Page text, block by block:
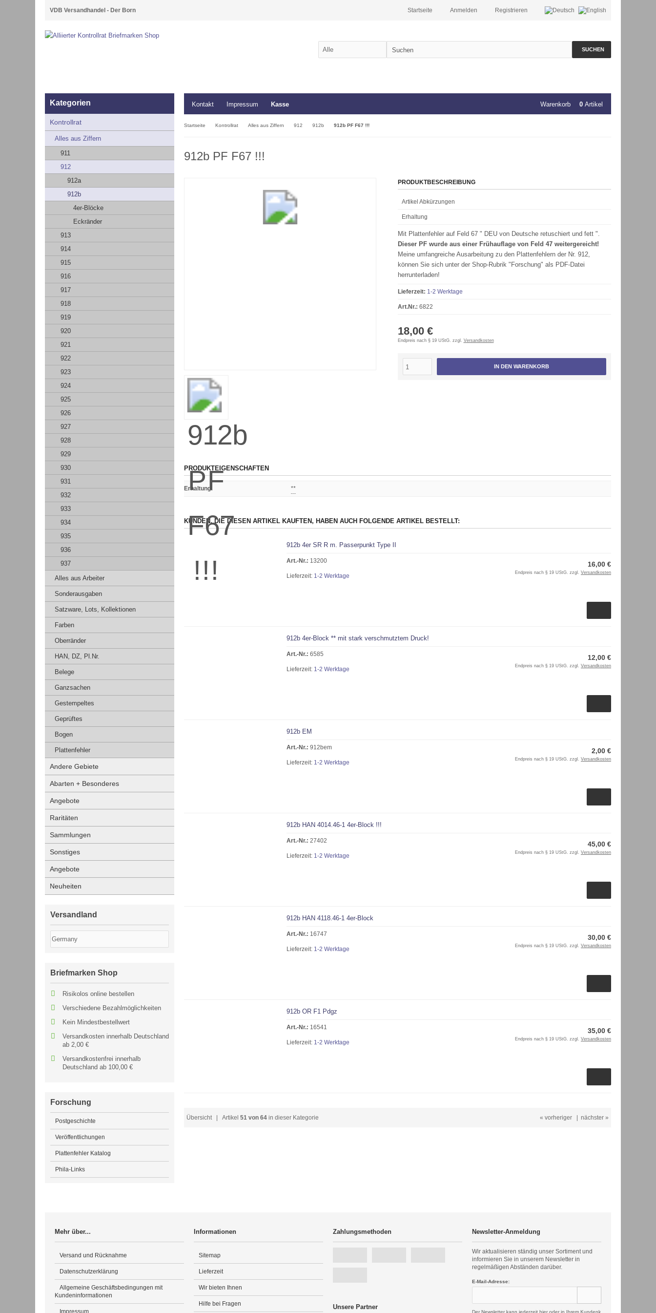
VDB Versandhandel - Der Born Registrieren
Anmelden
Startseite
SUCHEN
Kontakt Impressum Kasse Warenkorb 0 Artikel
Startseite Kontrollrat Alles aus Ziffern 912 912b 912b PF F67 !!!
912b PF F67 !!!
PRODUKTBESCHREIBUNG
Artikel Abkürzungen
Erhaltung
Mit Plattenfehler auf Feld 67 " DEU von Deutsche retuschiert und fett ".
Dieser PF wurde aus einer Frühauflage von Feld 47 weitergereicht!
Meine umfangreiche Ausarbeitung zu den Plattenfehlern der Nr. 912,
können Sie sich unter der Shop-Rubrik "Forschung" als PDF-Datei
herrunterladen!
Lieferzeit: 1-2 Werktage
Art.Nr.: 6822
18,00 €
Endpreis nach § 19 UStG. zzgl. Versandkosten
IN DEN WARENKORB
PRODUKTEIGENSCHAFTEN
Erhaltung **
KUNDEN, DIE DIESEN ARTIKEL KAUFTEN, HABEN AUCH FOLGENDE ARTIKEL BESTELLT:
912b 4er SR R m. Passerpunkt Type II
Art.-Nr.: 13200
Lieferzeit: 1-2 Werktage
16,00 €
Endpreis nach § 19 UStG. zzgl. Versandkosten
912b 4er-Block ** mit stark verschmutztem Druck!
Art.-Nr.: 6585
Lieferzeit: 1-2 Werktage
12,00 €
Endpreis nach § 19 UStG. zzgl. Versandkosten
912b EM
Art.-Nr.: 912bem
Lieferzeit: 1-2 Werktage
2,00 €
Endpreis nach § 19 UStG. zzgl. Versandkosten
912b HAN 4014.46-1 4er-Block !!!
Art.-Nr.: 27402
Lieferzeit: 1-2 Werktage
45,00 €
Endpreis nach § 19 UStG. zzgl. Versandkosten
912b HAN 4118.46-1 4er-Block
Art.-Nr.: 16747
Lieferzeit: 1-2 Werktage
30,00 €
Endpreis nach § 19 UStG. zzgl. Versandkosten
912b OR F1 Pdgz
Art.-Nr.: 16541
Lieferzeit: 1-2 Werktage
35,00 €
Endpreis nach § 19 UStG. zzgl. Versandkosten
Übersicht | Artikel 51 von 64 in dieser Kategorie « vorheriger | nächster »
Kategorien
Kontrollrat
Alles aus Ziffern
911
912
912a
912b
4er-Blöcke
Eckränder
913
914
915
916
917
918
919
920
921
922
923
924
925
926
927
928
929
930
931
932
933
934
935
936
937
Alles aus Arbeiter
Sonderausgaben
Satzware, Lots, Kollektionen
Farben
Oberränder
HAN, DZ, Pl.Nr.
Belege
Ganzsachen
Gestempeltes
Geprüftes
Bogen
Plattenfehler
Andere Gebiete
Abarten + Besonderes
Angebote
Raritäten
Sammlungen
Sonstiges
Angebote
Neuheiten
Versandland
Briefmarken Shop
Risikolos online bestellen
Verschiedene Bezahlmöglichkeiten
Kein Mindestbestellwert
Versandkosten innerhalb Deutschland
ab 2,00 €
Versandkostenfrei innerhalb
Deutschland ab 100,00 €
Forschung
Postgeschichte
Veröffentlichungen
Plattenfehler Katalog
Phila-Links
Mehr über...
Versand und Rücknahme
Datenschutzerklärung
Allgemeine Geschäftsbedingungen mit
Kundeninformationen
Impressum
Informationen
Sitemap
Lieferzeit
Wir bieten Ihnen
Hilfe bei Fragen
Zahlungsmethoden
Unsere Partner
Newsletter-Anmeldung
Wir aktualisieren ständig unser Sortiment und
informieren Sie in unserem Newsletter in
regelmäßigen Abständen darüber.
E-Mail-Adresse:
Der Newsletter kann jederzeit hier oder in Ihrem Kundenk